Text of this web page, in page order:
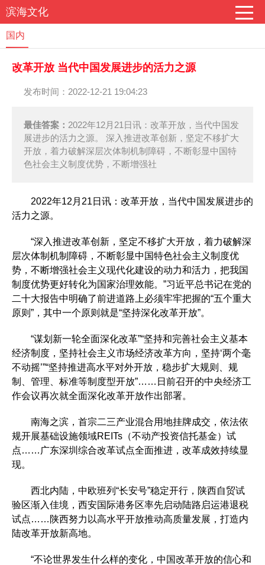
滨海文化
国内
改革开放 当代中国发展进步的活力之源
发布时间：2022-12-21 19:04:23
最佳答案： 2022年12月21日讯：改革开放，当代中国发
展进步的活力之源。 深入推进改革创新，坚定不移扩大
开放，着力破解深层次体制机制障碍，不断彰显中国特
色社会主义制度优势，不断增强社
2022年12月21日讯：改革开放，当代中国发展进步的
活力之源。
“深入推进改革创新，坚定不移扩大开放，着力破解深
层次体制机制障碍，不断彰显中国特色社会主义制度优
势，不断增强社会主义现代化建设的动力和活力，把我国
制度优势更好转化为国家治理效能。”习近平总书记在党的
二十大报告中明确了前进道路上必须牢牢把握的“五个重大
原则”，其中一个原则就是“坚持深化改革开放”。
“谋划新一轮全面深化改革”“坚持和完善社会主义基本
经济制度，坚持社会主义市场经济改革方向，坚持‘两个毫
不动摇’”“坚持推进高水平对外开放，稳步扩大规则、规
制、管理、标准等制度型开放”……日前召开的中央经济工
作会议再次就全面深化改革开放作出部署。
南海之滨，首宗二三产业混合用地挂牌成交，依法依
规开展基础设施领域REITs（不动产投资信托基金）试
点……广东深圳综合改革试点全面推进，改革成效持续显
现。
西北内陆，中欧班列“长安号”稳定开行，陕西自贸试
验区渐入佳境，西安国际港务区率先启动陆路启运港退税
试点……陕西努力以高水平开放推动高质量发展，打造内
陆改革开放新高地。
“不论世界发生什么样的变化，中国改革开放的信心和